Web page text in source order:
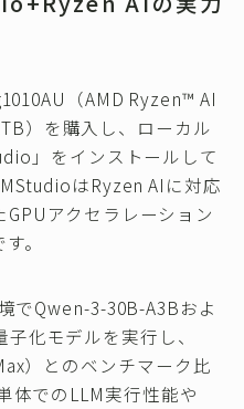
（AMD Ryzen™ AI
）を購入し、ローカル
」をインストールして
はRyzen AIに対応
アクセラレーション
。
でQwen-3-30B-A3Bおよ
化モデルを実行し、
）とのベンチマーク比
体でのLLM実行性能や